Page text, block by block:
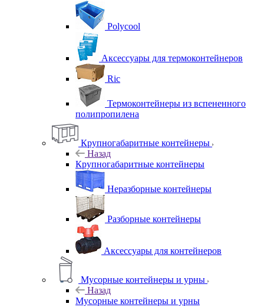
Polycool
Аксессуары для термоконтейнеров
Ric
Термоконтейнеры из вспененного
полипропилена
Крупногабаритные контейнеры
Назад
Крупногабаритные контейнеры
Неразборные контейнеры
Разборные контейнеры
Аксессуары для контейнеров
Мусорные контейнеры и урны
Назад
Мусорные контейнеры и урны